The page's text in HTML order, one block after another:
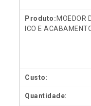
MOEDOR
ICO E